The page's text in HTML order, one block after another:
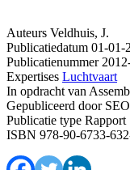
Auteurs Veldhuis, J.
Publicatiedatum 01-01-
Publicatienummer
Expertises Luchtvaart
In opdracht van
Gepubliceerd doorSEO
Publicatie type Rapport
ISBN 978-90-6733-